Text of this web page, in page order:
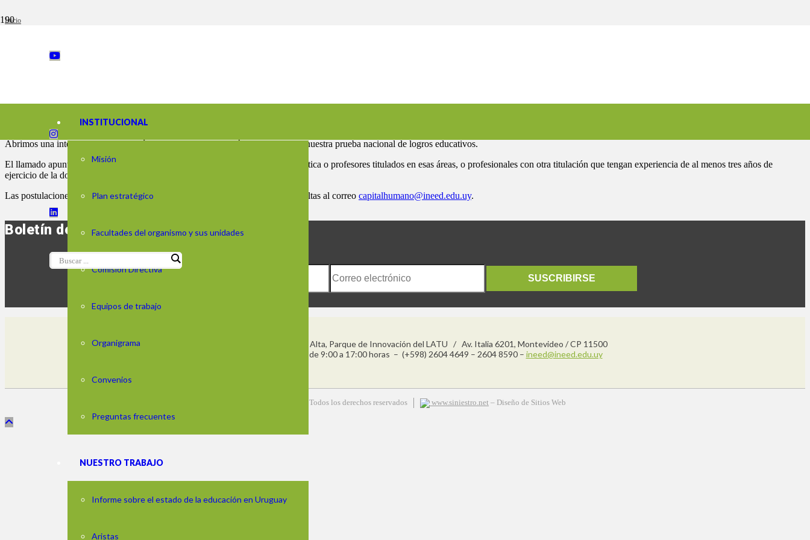
INSTITUCIONAL
Misión
Plan estratégico
Facultades del organismo y sus unidades
Comisión Directiva
Equipos de trabajo
Organigrama
Convenios
Preguntas frecuentes
NUESTRO TRABAJO
Informe sobre el estado de la educación en Uruguay
Aristas
Inicio
Buscamos itemólogos para Aristas
Abrimos una interesados en diseñar ítems de lectura y matemática para Aristas, nuestra prueba nacional de logros educativos.
El llamado apunta a maestros con especialización en lengua, literatura o matemática o profesores titulados en esas áreas, o profesionales con otra titulación que tengan experiencia de al menos tres años de
ejercicio de la docencia en alguna de las citadas áreas.
Las postulaciones pueden enviarse hasta el 10 de marzo. Podés enviar tus consultas al correo capitalhumano@ineed.edu.uy.
Boletín de noticias
SUSCRIBIRSE
Edificio Los Naranjos, Planta Alta, Parque de Innovación del LATU / Av. Italia 6201, Montevideo / CP 11500
Horario: de lunes a viernes de 9:00 a 17:00 horas – (+598) 2604 4649 – 2604 8590 – ineed@ineed.edu.uy
© 2025. Siniestro – Todos los derechos reservados www.siniestro.net – Diseño de Sitios Web